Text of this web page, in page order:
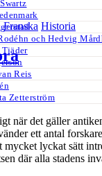
och Hedvig
Tjäder
Reis
Zetterström
Franska Historia
när det gäller
ett antal
mycket lyckat sätt
där alla stadens